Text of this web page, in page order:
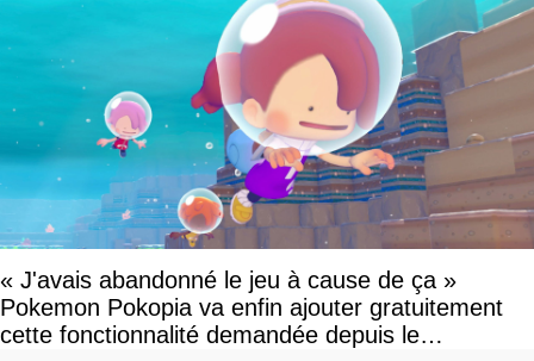
« J'avais abandonné le jeu à cause de ça »
Pokemon Pokopia va enfin ajouter gratuitement
cette fonctionnalité demandée depuis le